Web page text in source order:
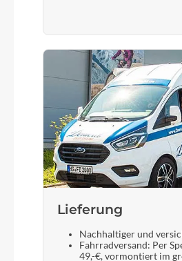
Gewicht
28,8 kg
B&M Lumotec MYC
Bosch PowerTube
Lieferung
Nachhaltiger und
Fahrradversand: Per
49,-€, vormontiert im